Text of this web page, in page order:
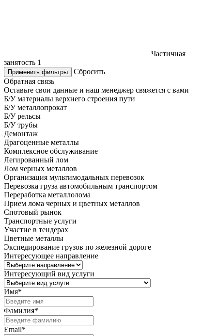
Частичная
занятость 1
Применить фильтры
Сбросить
Обратная связь
Оставьте свои данные и наш менеджер свяжется с вами
Б/У материалы верхнего строения пути
Б/У металлопрокат
Б/У рельсы
Б/У трубы
Демонтаж
Драгоценные металлы
Комплексное обслуживание
Легированный лом
Лом черных металлов
Организация мультимодальных перевозок
Перевозка груза автомобильным транспортом
Переработка металлолома
Прием лома черных и цветных металлов
Спотовый рынок
Транспортные услуги
Участие в тендерах
Цветные металлы
Экспедирование грузов по железной дороге
Интересующее направление
Интересующий вид услуги
Имя*
Фамилия*
Email*